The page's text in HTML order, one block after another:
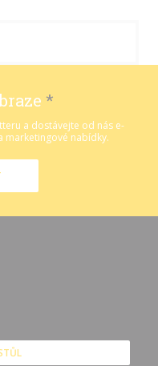
*
a dostávejte od nás e-
marketingové nabídky.